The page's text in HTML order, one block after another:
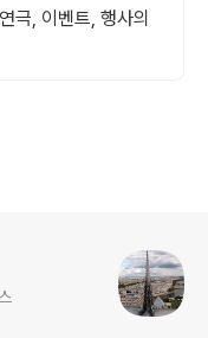
극, 이벤트, 행사의